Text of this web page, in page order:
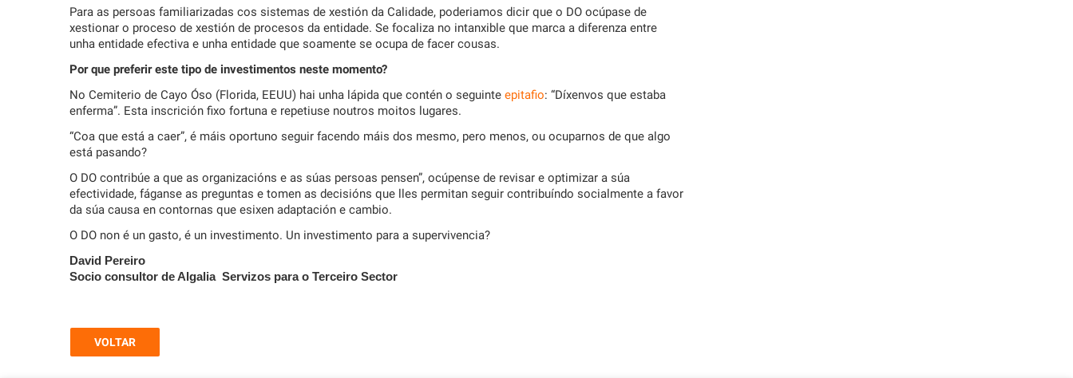
Para as persoas familiarizadas cos sistemas de xestión da Calidade, poderiamos dicir que o DO ocúpase de
xestionar o proceso de xestión de procesos da entidade. Se focaliza no intanxible que marca a diferenza entre
unha entidade efectiva e unha entidade que soamente se ocupa de facer cousas.
Por que preferir este tipo de investimentos neste momento?
No Cemiterio de Cayo Óso (Florida, EEUU) hai unha lápida que contén o seguinte epitafio: “Díxenvos que estaba
enferma”. Esta inscrición fixo fortuna e repetiuse noutros moitos lugares.
“Coa que está a caer”, é máis oportuno seguir facendo máis dos mesmo, pero menos, ou ocuparnos de que algo
está pasando?
O DO contribúe a que as organizacións e as súas persoas pensen”, ocúpense de revisar e optimizar a súa
efectividade, fáganse as preguntas e tomen as decisións que lles permitan seguir contribuíndo socialmente a favor
da súa causa en contornas que esixen adaptación e cambio.
O DO non é un gasto, é un investimento. Un investimento para a supervivencia?
David Pereiro
Socio consultor de Algalia Servizos para o Terceiro Sector
VOLTAR